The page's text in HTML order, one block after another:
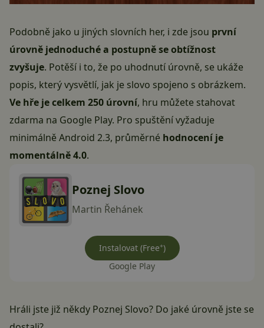
Podobně jako u jiných slovních her, i zde jsou první
úrovně jednoduché a postupně se obtížnost
zvyšuje. Potěší i to, že po uhodnutí úrovně, se ukáže
popis, který vysvětlí, jak je slovo spojeno s obrázkem.
Ve hře je celkem 250 úrovní, hru můžete stahovat
zdarma na Google Play. Pro spuštění vyžaduje
minimálně Android 2.3, průměrné hodnocení je
momentálně 4.0.
Poznej Slovo
Martin Řehánek
Instalovat (Free+)
Google Play
Hráli jste již někdy Poznej Slovo? Do jaké úrovně jste se